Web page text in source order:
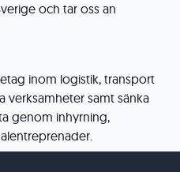
och tar oss an
inom logistik, transport
verksamheter samt sänka
genom inhyrning,